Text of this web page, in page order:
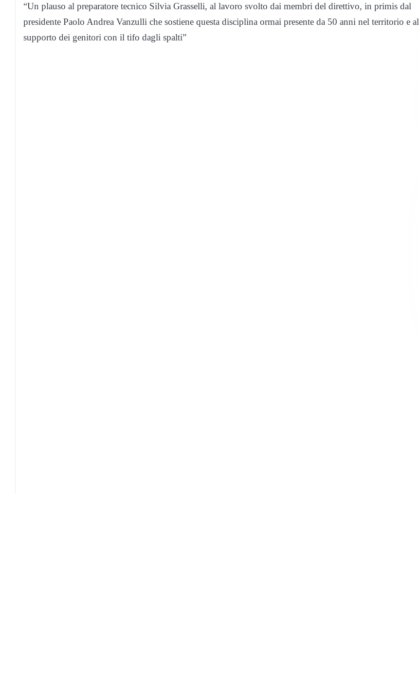
“Un plauso al preparatore tecnico Silvia Grasselli, al lavoro svolto dai membri del direttivo, in primis dal
presidente Paolo Andrea Vanzulli che sostiene questa disciplina ormai presente da 50 anni nel territorio e al
supporto dei genitori con il tifo dagli spalti”